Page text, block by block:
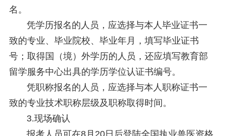
名。
凭学历报名的人员，应选择与本人毕业证书一
致的专业、毕业院校、毕业年月，填写毕业证书
号；取得国（境）外学历的人员，还应填写教育部
留学服务中心出具的学历学位认证书编号。
凭职称报名的人员，应选择与本人职称证书一
致的专业技术职称层级及职称取得时间。
3.现场确认